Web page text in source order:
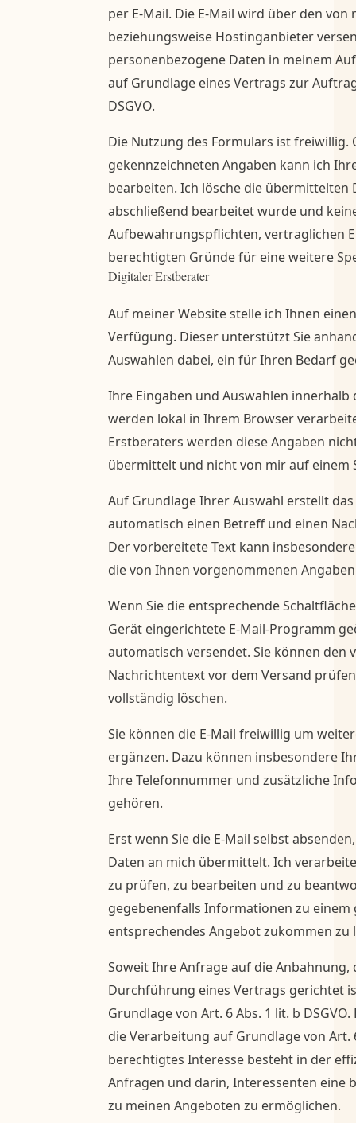
per E-Mail. Die E-Mail wird über den von
beziehungsweise Hostinganbieter
personenbezogene Daten in meinem
auf Grundlage eines Vertrags zur
DSGVO.
Die Nutzung des Formulars ist freiwillig.
gekennzeichneten Angaben kann ich
bearbeiten. Ich lösche die übermittelten
abschließend bearbeitet wurde und
Aufbewahrungspflichten, vertraglichen
berechtigten Gründe für eine weitere
Digitaler Erstberater
Auf meiner Website stelle ich Ihnen
Verfügung. Dieser unterstützt Sie
Auswahlen dabei, ein für Ihren Bedarf
Ihre Eingaben und Auswahlen
werden lokal in Ihrem Browser
Erstberaters werden diese Angaben
übermittelt und nicht von mir auf einem
Auf Grundlage Ihrer Auswahl erstellt das
automatisch einen Betreff und einen
Der vorbereitete Text kann
die von Ihnen vorgenommenen
Wenn Sie die entsprechende
Gerät eingerichtete E-Mail-Programm
automatisch versendet. Sie können den
Nachrichtentext vor dem Versand
vollständig löschen.
Sie können die E-Mail freiwillig um
ergänzen. Dazu können insbesondere
Ihre Telefonnummer und zusätzliche
gehören.
Erst wenn Sie die E-Mail selbst
Daten an mich übermittelt. Ich
zu prüfen, zu bearbeiten und zu
gegebenenfalls Informationen zu
entsprechendes Angebot zukommen zu
Soweit Ihre Anfrage auf die Anbahnung,
Durchführung eines Vertrags gerichtet
Grundlage von Art. 6 Abs. 1 lit. b
die Verarbeitung auf Grundlage von Art.
berechtigtes Interesse besteht in der
Anfragen und darin, Interessenten eine
zu meinen Angeboten zu ermöglichen.